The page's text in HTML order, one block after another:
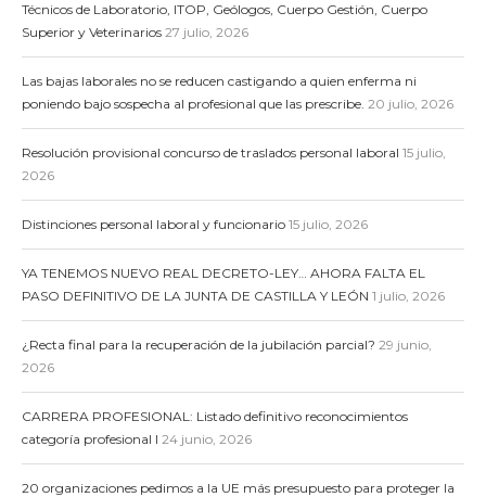
Técnicos de Laboratorio, ITOP, Geólogos, Cuerpo Gestión, Cuerpo
Superior y Veterinarios 27 julio, 2026
Las bajas laborales no se reducen castigando a quien enferma ni
poniendo bajo sospecha al profesional que las prescribe. 20 julio, 2026
Resolución provisional concurso de traslados personal laboral 15 julio,
2026
Distinciones personal laboral y funcionario 15 julio, 2026
YA TENEMOS NUEVO REAL DECRETO-LEY… AHORA FALTA EL
PASO DEFINITIVO DE LA JUNTA DE CASTILLA Y LEÓN 1 julio, 2026
¿Recta final para la recuperación de la jubilación parcial? 29 junio,
2026
CARRERA PROFESIONAL: Listado definitivo reconocimientos
categoría profesional I 24 junio, 2026
20 organizaciones pedimos a la UE más presupuesto para proteger la